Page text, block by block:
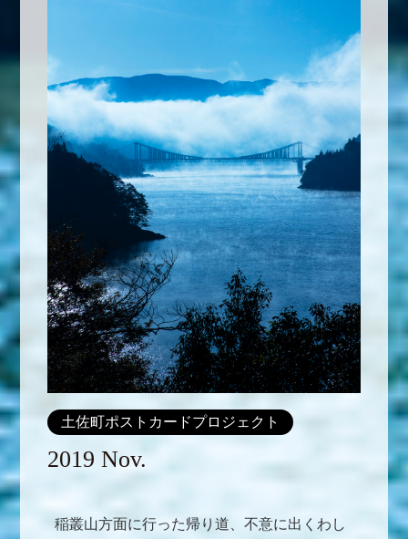
土佐町ポストカードプロジェクト
2019 Nov.
稲叢山方面に行った帰り道、不意に出くわし